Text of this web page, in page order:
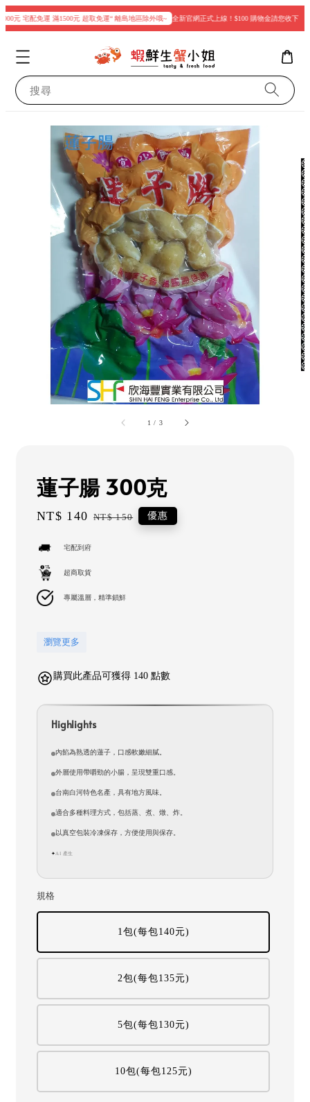
元 宅配免運 滿1500元 超取免運“ 離島地區除外哦~ 全新官網正式上線！$100 購物金請您收下
搜尋
1 / 3
蓮子腸 300克
Sale
NT$ 140 Regular
NT$ 150 優惠
宅配到府
超商取貨
專屬溫層，精準鎖鮮
瀏覽更多
購買此產品可獲得 140 點數
Highlights
內餡為熟透的蓮子，口感軟嫩細膩。
外層使用帶嚼勁的小腸，呈現雙重口感。
台南白河特色名產，具有地方風味。
適合多種料理方式，包括蒸、煮、燉、炸。
以真空包裝冷凍保存，方便使用與保存。
✦AI 產生
規格
1包(每包140元)
2包(每包135元)
5包(每包130元)
10包(每包125元)